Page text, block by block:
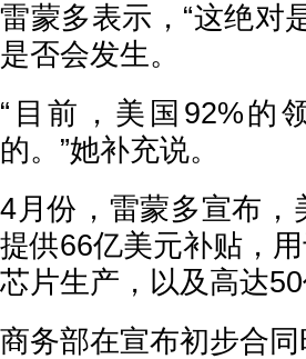
雷蒙多表示，“这绝对
是否会发生。
“目前，美国92%的
的。”她补充说。
4月份，雷蒙多宣布，
提供66亿美元补贴，
芯片生产，以及高达
商务部在宣布初步合